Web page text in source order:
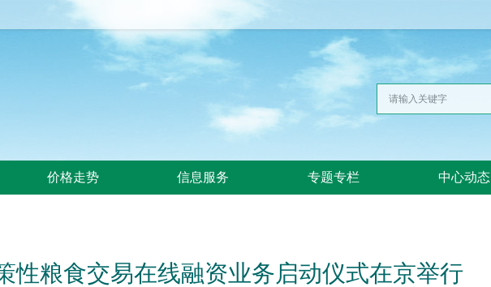
价格走势 信息服务 专题专栏 中心动态
性粮食交易在线融资业务启动仪式在京举行